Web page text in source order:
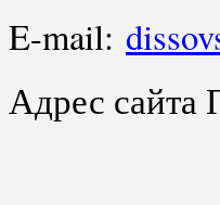
E-mail:
Адрес